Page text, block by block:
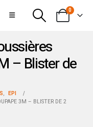
0
– Blister de
, EPI
3M – BLISTER DE 2